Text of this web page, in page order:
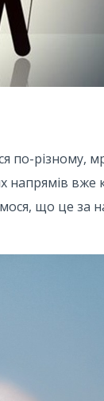
по-різному,
напрямів вже
що це за